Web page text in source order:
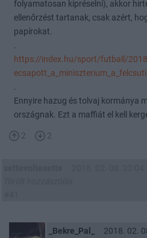
folyamatosan kipréselni), akkor
ellenőrzést tartanak, csak azért,
papírokat.
.
https://index.hu/sport/futball/
.
Ennyire hazug és tolvaj kormánya
országnak. Ezt a maffiát el kell
2 2
_Bekre_Pal_
2018. 02.